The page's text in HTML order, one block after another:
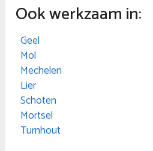
Ook werkzaam in:
Geel
Mol
Mechelen
Lier
Schoten
Mortsel
Turnhout